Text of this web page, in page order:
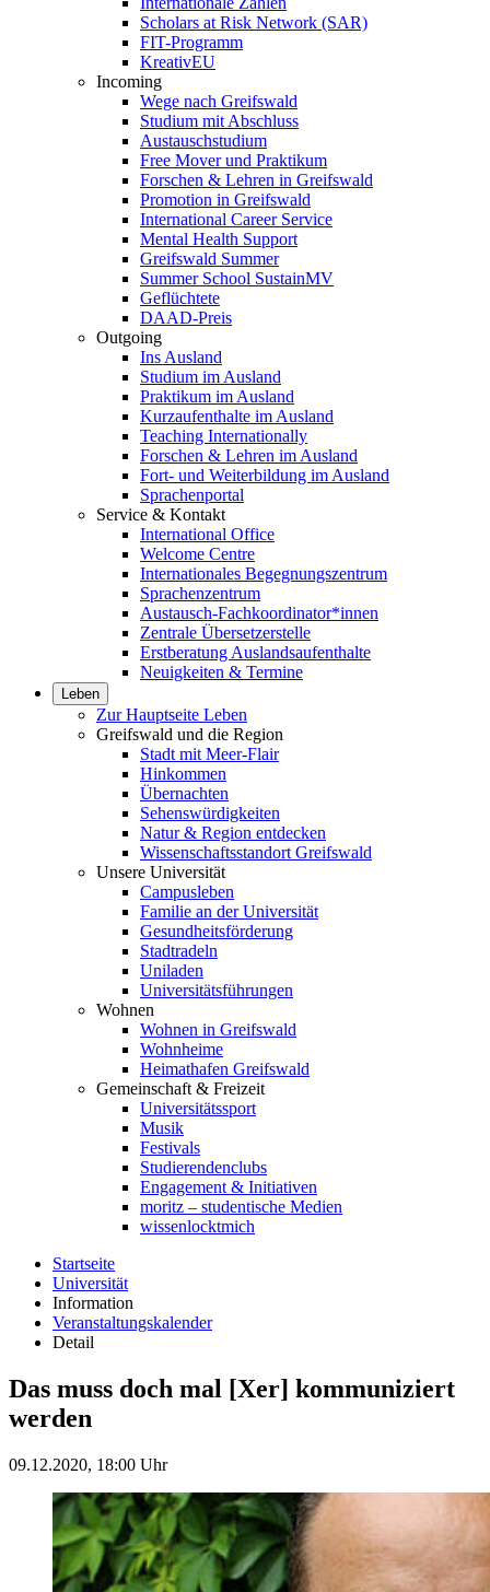
Scholars at Risk Network (SAR)
FIT-Programm
KreativEU
Incoming
Wege nach Greifswald
Studium mit Abschluss
Austauschstudium
Free Mover und Praktikum
Forschen & Lehren in Greifswald
Promotion in Greifswald
International Career Service
Mental Health Support
Greifswald Summer
Summer School SustainMV
Geflüchtete
DAAD-Preis
Outgoing
Ins Ausland
Studium im Ausland
Praktikum im Ausland
Kurzaufenthalte im Ausland
Teaching Internationally
Forschen & Lehren im Ausland
Fort- und Weiterbildung im Ausland
Sprachenportal
Service & Kontakt
International Office
Welcome Centre
Internationales Begegnungszentrum
Sprachenzentrum
Austausch-Fachkoordinator*innen
Zentrale Übersetzerstelle
Erstberatung Auslandsaufenthalte
Neuigkeiten & Termine
Leben
Zur Hauptseite Leben
Greifswald und die Region
Stadt mit Meer-Flair
Hinkommen
Übernachten
Sehenswürdigkeiten
Natur & Region entdecken
Wissenschaftsstandort Greifswald
Unsere Universität
Campusleben
Familie an der Universität
Gesundheitsförderung
Stadtradeln
Uniladen
Universitätsführungen
Wohnen
Wohnen in Greifswald
Wohnheime
Heimathafen Greifswald
Gemeinschaft & Freizeit
Universitätssport
Musik
Festivals
Studierendenclubs
Engagement & Initiativen
moritz – studentische Medien
wissenlocktmich
Startseite
Universität
Information
Veranstaltungskalender
Detail
Das muss doch mal [Xer] kommuniziert
werden
09.12.2020, 18:00 Uhr